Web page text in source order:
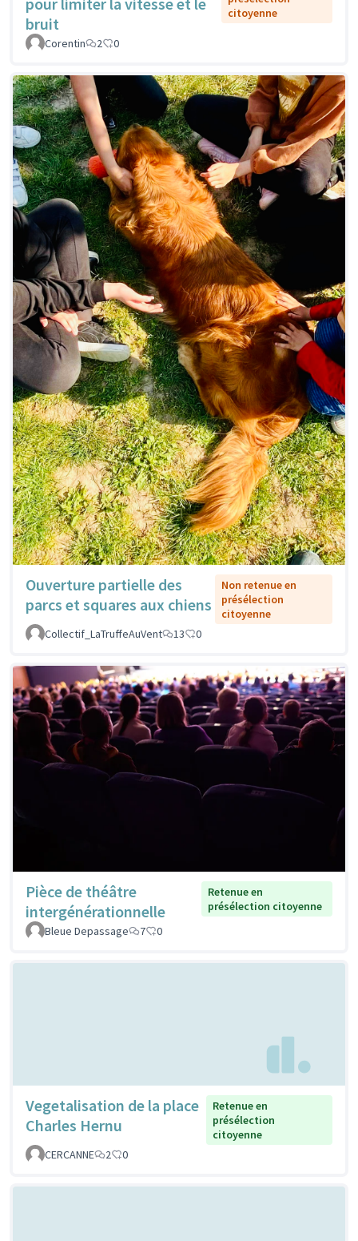
bruit
citoyenne
Corentin 2 0
Ouverture partielle des
parcs et squares aux chiens
Non retenue en
présélection
citoyenne
Collectif_LaTruffeAuVent
13 0
Pièce de théâtre
intergénérationnelle
Retenue en
présélection citoyenne
Bleue Depassage
7 0
Vegetalisation de la place
Charles Hernu
Retenue en
présélection
citoyenne
CERCANNE
2 0